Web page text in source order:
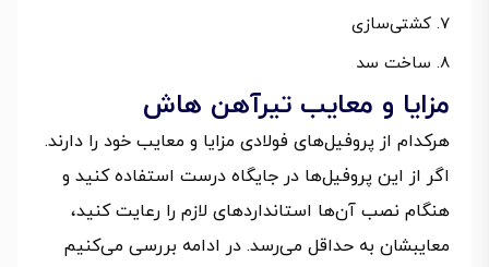
کشتی‌سازی
ساخت سد
مزایا و معایب تیرآهن هاش
هرکدام از پروفیل‌های فولادی مزایا و معایب خود را دارند.
اگر از این پروفیل‌ها در جایگاه درست استفاده کنید و
هنگام نصب آن‌ها استانداردهای لازم را رعایت کنید،
معایبشان به حداقل می‌رسد. در ادامه بررسی می‌کنیم